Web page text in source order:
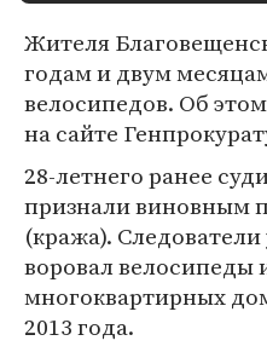
Жителя
годам и двум
велосипедов. Об
на сайте
28-летнего ранее
признали виновным
(кража).
воровал велосипеды
многоквартирных
2013 года.